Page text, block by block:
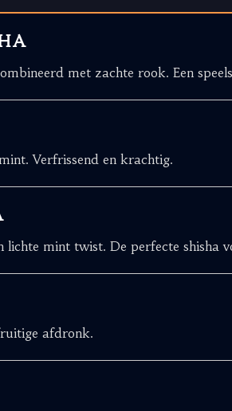
met zachte rook. Een
Verfrissend en krachtig.
mint twist. De perfecte shisha
afdronk.